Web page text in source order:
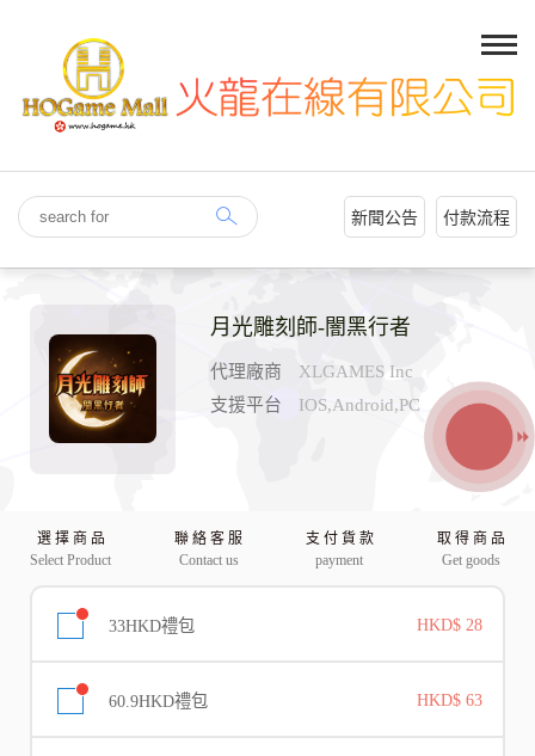
新聞公告 付款流程
月光雕刻師-闇黑行者
代理廠商
XLGAMES Inc
支援平台
IOS,Android,PC
選 擇 商 品
Select Product
聯 絡 客 服
Contact us
支 付 貨 款
payment
取 得 商 品
Get goods
33HKD禮包 HKD$ 28
60.9HKD禮包 HKD$ 63